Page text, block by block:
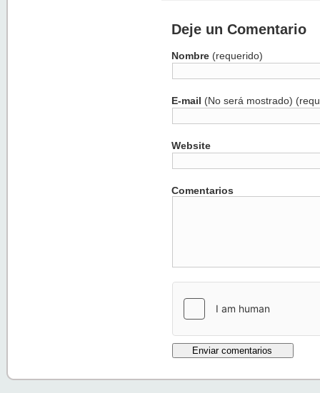
Deje un Comentario
Nombre (requerido)
E-mail (No será mostrado)
Website
Comentarios